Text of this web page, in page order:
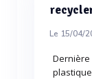
Le 15/04/
Dernière